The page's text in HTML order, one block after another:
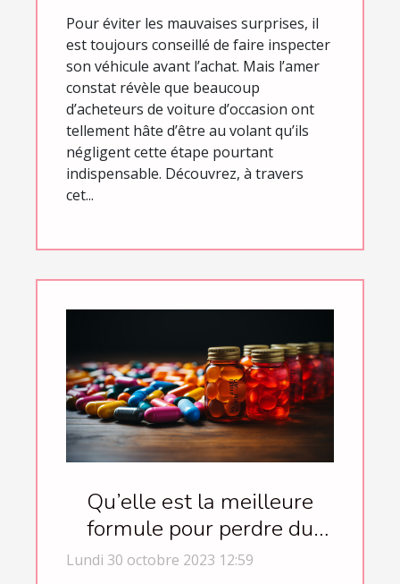
Pour éviter les mauvaises surprises, il
est toujours conseillé de faire inspecter
son véhicule avant l’achat. Mais l’amer
constat révèle que beaucoup
d’acheteurs de voiture d’occasion ont
tellement hâte d’être au volant qu’ils
négligent cette étape pourtant
indispensable. Découvrez, à travers
cet...
Qu’elle est la meilleure
formule pour perdre du
poids ?
Lundi 30 octobre 2023 12:59